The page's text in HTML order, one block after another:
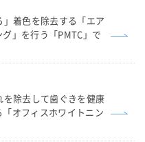
」着色を除去する「エア
」を行う「PMTC」で
を除去して歯ぐきを健康
オフィスホワイトニン